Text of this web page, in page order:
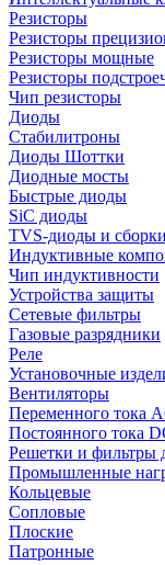
Резисторы
Резисторы
Резисторы мощные
Резисторы
Чип резисторы
Диоды
Стабилитроны
Диоды Шоттки
Диодные мосты
Быстрые диоды
SiC диоды
TVS-диоды и сборки
Индуктивные
Чип индуктивности
Устройства защиты
Сетевые фильтры
Газовые разрядники
Реле
Установочные
Вентиляторы
Переменного тока
Постоянного тока
Решетки и фильтры
Промышленные
Кольцевые
Сопловые
Плоские
Патронные